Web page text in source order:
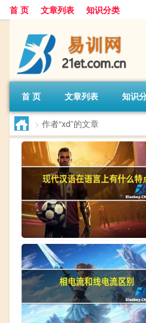
首 页 文章列表 知识分类
首 页 文章列表 知识
> 作者“xd”的文章